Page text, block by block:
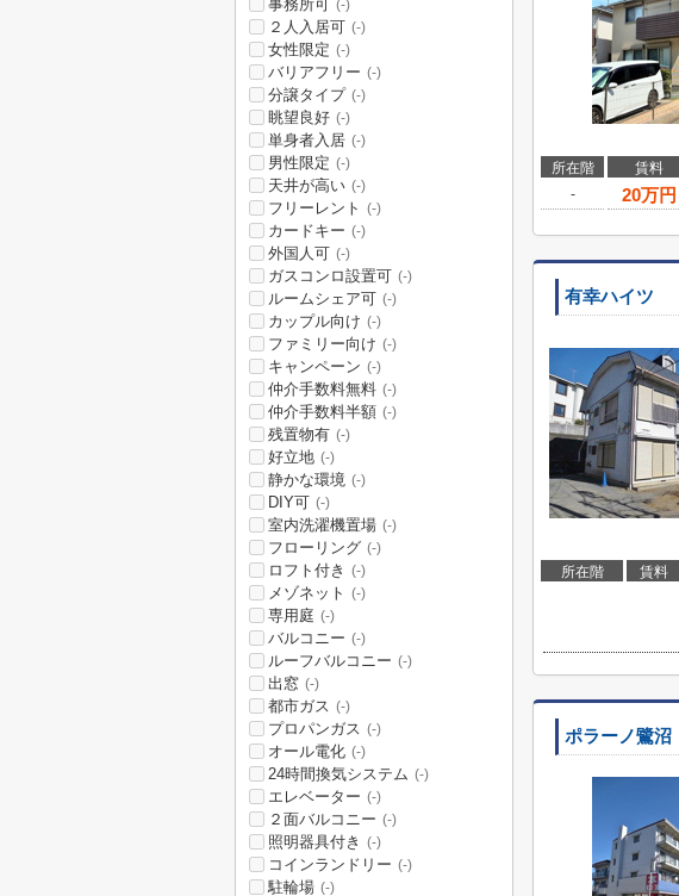
所在階 賃料
-
20万円
有幸ハイツ
所在階 賃料
ポラーノ鷺沼
事務所可 (-)
２人入居可 (-)
女性限定 (-)
バリアフリー (-)
分譲タイプ (-)
眺望良好 (-)
単身者入居 (-)
男性限定 (-)
天井が高い (-)
フリーレント (-)
カードキー (-)
外国人可 (-)
ガスコンロ設置可 (-)
ルームシェア可 (-)
カップル向け (-)
ファミリー向け (-)
キャンペーン (-)
仲介手数料無料 (-)
仲介手数料半額 (-)
残置物有 (-)
好立地 (-)
静かな環境 (-)
DIY可 (-)
室内洗濯機置場 (-)
フローリング (-)
ロフト付き (-)
メゾネット (-)
専用庭 (-)
バルコニー (-)
ルーフバルコニー (-)
出窓 (-)
都市ガス (-)
プロパンガス (-)
オール電化 (-)
24時間換気システム (-)
エレベーター (-)
２面バルコニー (-)
照明器具付き (-)
コインランドリー (-)
駐輪場 (-)